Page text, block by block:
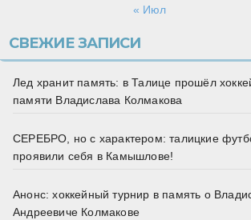
« Июл
СВЕЖИЕ ЗАПИСИ
Лед хранит память: в Талице прошёл
памяти Владислава Колмакова
СЕРЕБРО, но с характером: талицкие
проявили себя в Камышлове!
Анонс: хоккейный турнир в память о
Андреевиче Колмакове